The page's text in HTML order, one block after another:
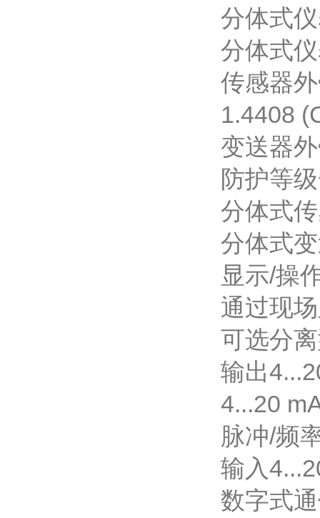
分体式
分体式
传感器
1.4408
变送器
防护等级
分体式
分体式
显示/
通过现
可选分
输出
4...20
脉冲/频
输入
数字式